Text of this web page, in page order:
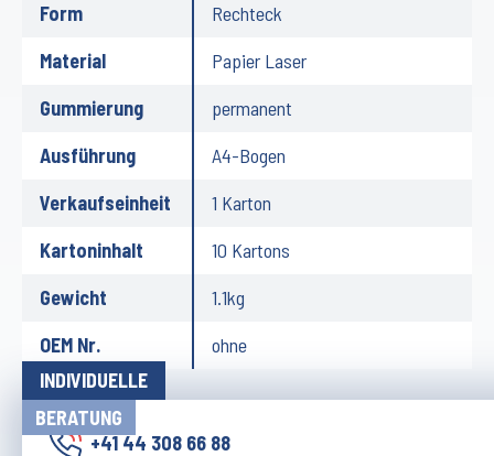
Form
Rechteck
Material
Papier Laser
Gummierung
permanent
Ausführung
A4-Bogen
Verkaufseinheit
1 Karton
Kartoninhalt
10 Kartons
Gewicht
1.1kg
OEM Nr.
ohne
INDIVIDUELLE
BERATUNG
+41 44 308 66 88